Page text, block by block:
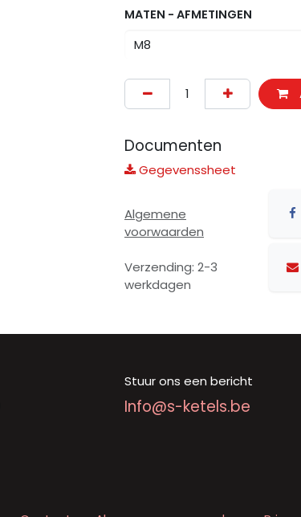
MATEN - AFMETINGEN
Documenten
Gegevenssheet
Algemene
voorwaarden
Verzending: 2-3
werkdagen
Stuur ons een bericht
Info@s-ketels.be